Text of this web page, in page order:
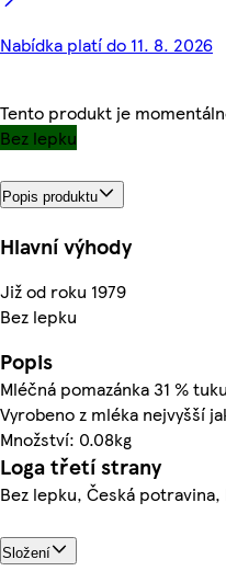
Nabídka platí do 11. 8. 2026
Tento produkt je
Bez lepku
Popis produktu
Hlavní výhody
Již od roku 1979
Bez lepku
Popis
Mléčná pomazánka 31 %
Vyrobeno z mléka nejvyšší
Množství: 0.08kg
Loga třetí strany
Bez lepku, Česká potravina,
Složení